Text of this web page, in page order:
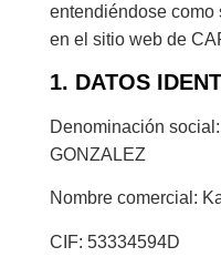
entendiéndose como
en el sitio web de
1. DATOS
Denominación
GONZALEZ
Nombre comercial:
CIF: 53334594D